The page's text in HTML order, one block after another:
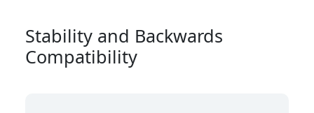
Stability and Backwards
Compatibility